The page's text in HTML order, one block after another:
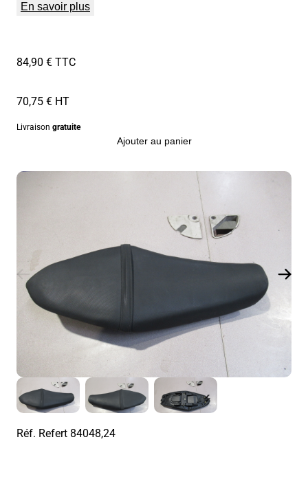
En savoir plus
84,90 € TTC
70,75 € HT
Livraison gratuite
Ajouter au panier
Réf. Refert 84048,24